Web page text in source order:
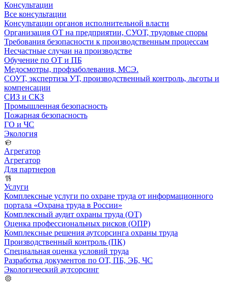
Консультации
Все консультации
Консультации органов исполнительной власти
Организация ОТ на предприятии, СУОТ, трудовые споры
Требования безопасности к производственным процессам
Несчастные случаи на производстве
Обучение по ОТ и ПБ
Медосмотры, профзаболевания, МСЭ.
СОУТ, экспертиза УТ, производственный контроль, льготы и
компенсации
СИЗ и СКЗ
Промышленная безопасность
Пожарная безопасность
ГО и ЧС
Экология
Агрегатор
Агрегатор
Для партнеров
Услуги
Комплексные услуги по охране труда от информационного
портала «Охрана труда в России»
Комплексный аудит охраны труда (ОТ)
Оценка профессиональных рисков (ОПР)
Комплексные решения аутсорсинга охраны труда
Производственный контроль (ПК)
Специальная оценка условий труда
Разработка документов по ОТ, ПБ, ЭБ, ЧС
Экологический аутсорсинг